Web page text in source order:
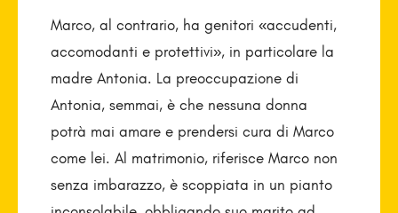
Marco, al contrario, ha genitori «accudenti,
accomodanti e protettivi», in particolare la
madre Antonia. La preoccupazione di
Antonia, semmai, è che nessuna donna
potrà mai amare e prendersi cura di Marco
come lei. Al matrimonio, riferisce Marco non
senza imbarazzo, è scoppiata in un pianto